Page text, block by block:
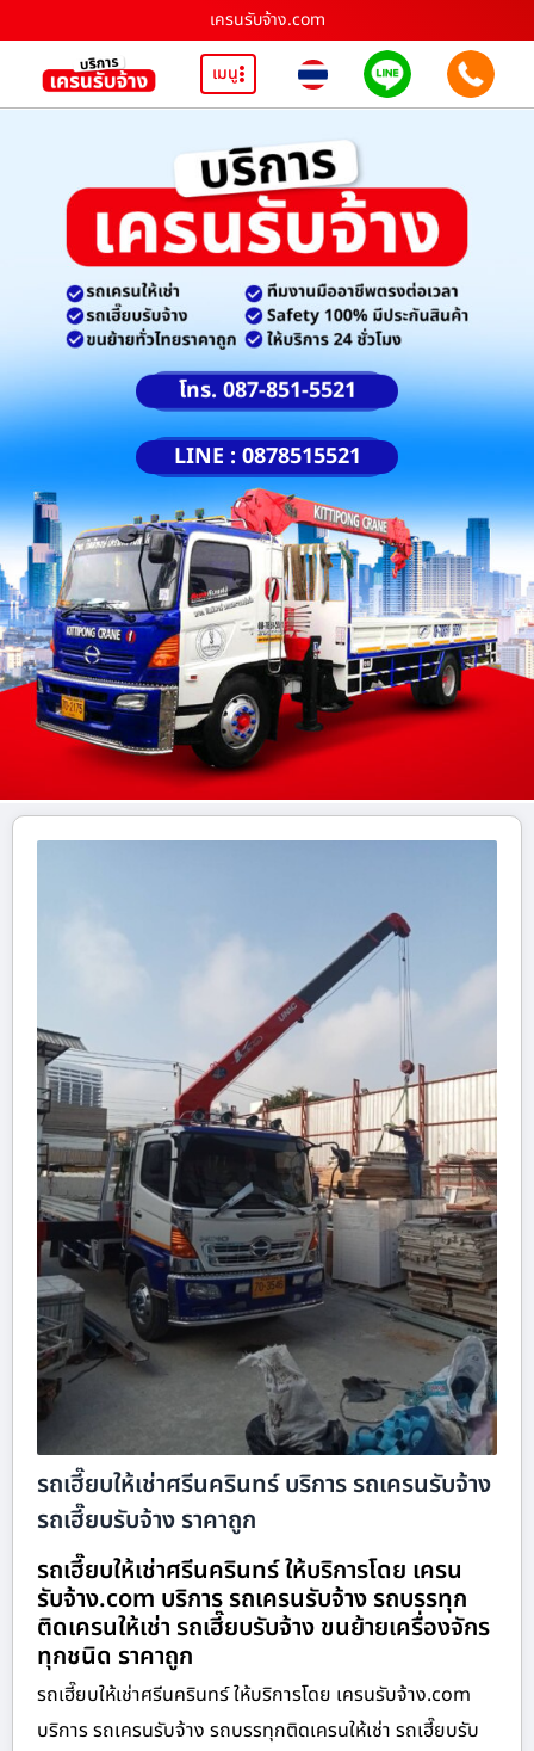
เครนรับจ้าง.com
เมนู
โทร. 087-851-5521
LINE : 0878515521
รถเฮี๊ยบให้เช่าศรีนครินทร์ บริการ รถเครนรับจ้าง
รถเฮี๊ยบรับจ้าง ราคาถูก
รถเฮี๊ยบให้เช่าศรีนครินทร์ ให้บริการโดย เครน
รับจ้าง.com บริการ รถเครนรับจ้าง รถบรรทุก
ติดเครนให้เช่า รถเฮี๊ยบรับจ้าง ขนย้ายเครื่องจักร
ทุกชนิด ราคาถูก
รถเฮี๊ยบให้เช่าศรีนครินทร์ ให้บริการโดย เครนรับจ้าง.com
บริการ รถเครนรับจ้าง รถบรรทุกติดเครนให้เช่า รถเฮี๊ยบรับ